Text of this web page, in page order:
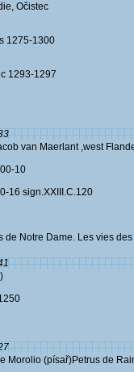
Očistec
1275-1300
1293-1297
van Maerlant ,west
10
16 sign.XXIII.C.120
de Notre Dame. Les vies
Morolio (písař)Petrus de